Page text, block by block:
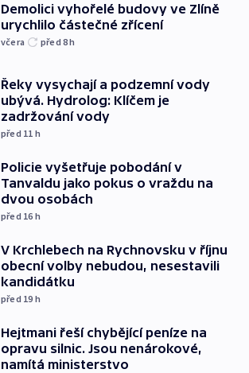
Demolici vyhořelé budovy ve Zlíně
urychlilo částečné zřícení
včera před 8h
Řeky vysychají a podzemní vody
ubývá. Hydrolog: Klíčem je
zadržování vody
před 11 h
Policie vyšetřuje pobodání v
Tanvaldu jako pokus o vraždu na
dvou osobách
před 16 h
V Krchlebech na Rychnovsku v říjnu
obecní volby nebudou, nesestavili
kandidátku
před 19 h
Hejtmani řeší chybějící peníze na
opravu silnic. Jsou nenárokové,
namítá ministerstvo